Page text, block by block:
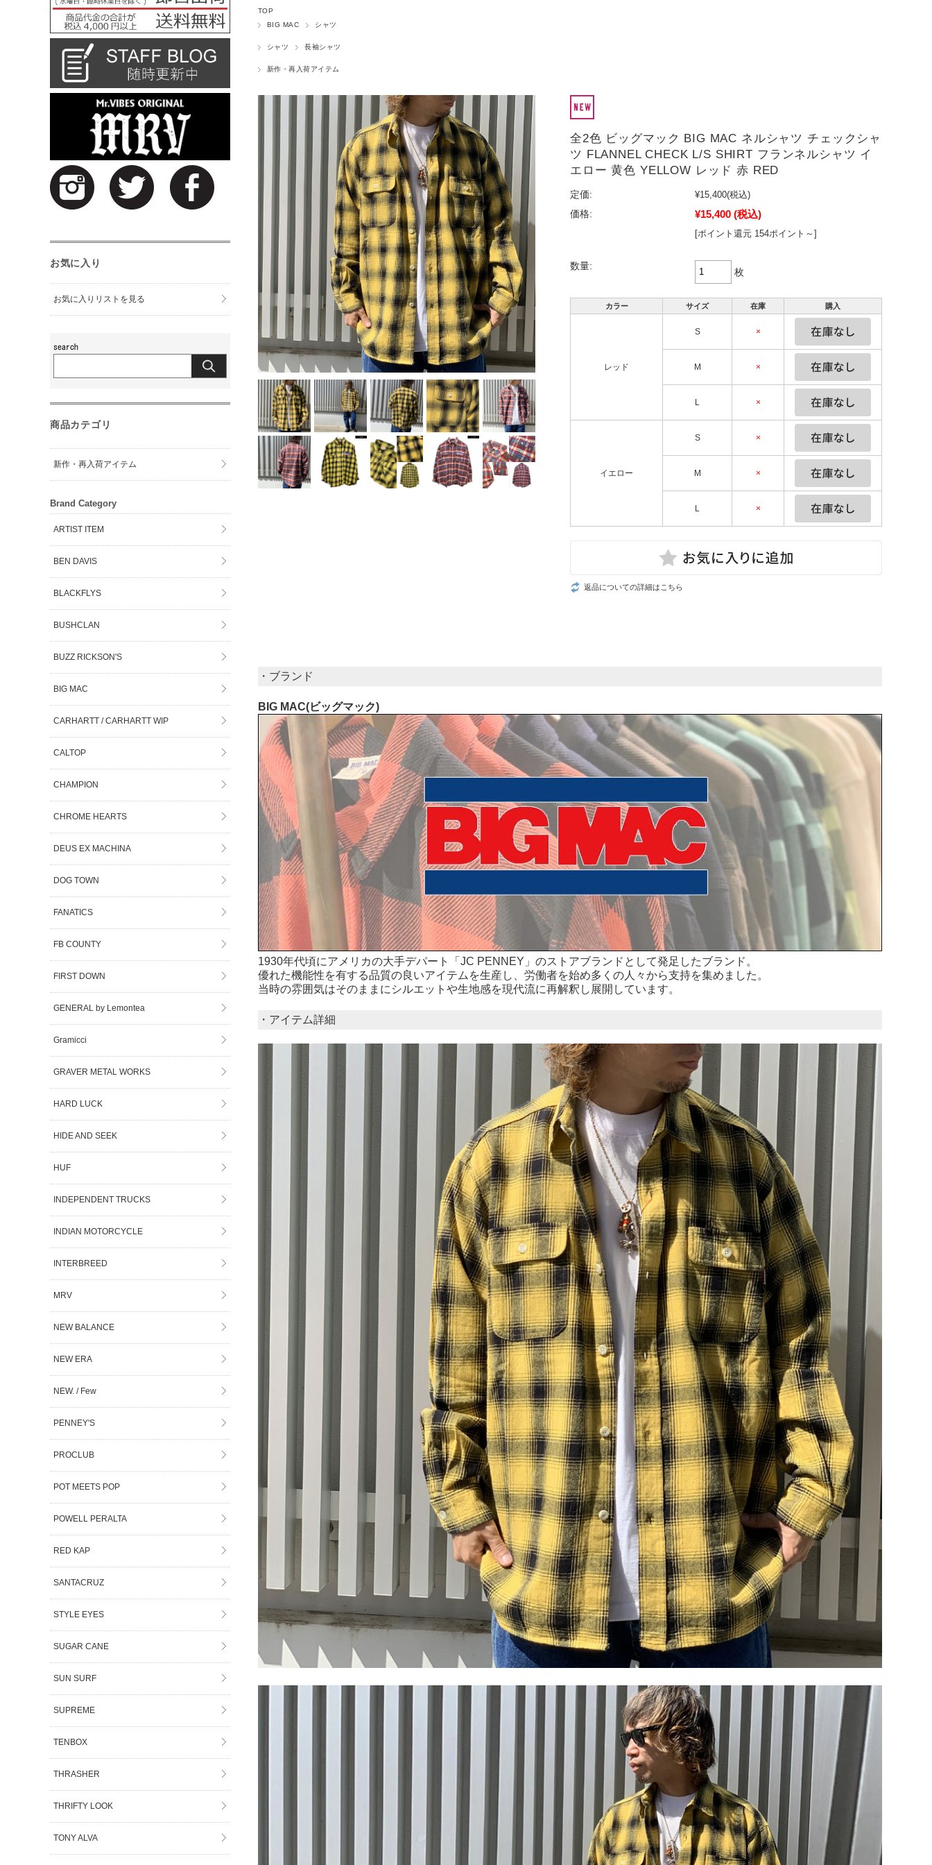
TOP
BIG MAC
シャツ
シャツ 長袖シャツ
新作・再入荷アイテム
全2色 ビッグマック BIG MAC ネルシャツ チェックシャ
ツ FLANNEL CHECK L/S SHIRT フランネルシャツ イ
エロー 黄色 YELLOW レッド 赤 RED
定価: ¥15,400(税込)
価格:
¥15,400 (税込)
[ポイント還元 154ポイント～]
数量:
枚
カラー サイズ 在庫 購入
レッド
S ×
M ×
L ×
イエロー
S ×
M ×
L ×
返品についての詳細はこちら
・ブランド
BIG MAC(ビッグマック)
1930年代頃にアメリカの大手デパート「JC PENNEY」のストアブランドとして発足したブランド。
優れた機能性を有する品質の良いアイテムを生産し、労働者を始め多くの人々から支持を集めました。
当時の雰囲気はそのままにシルエットや生地感を現代流に再解釈し展開しています。
・アイテム詳細
お気に入り
お気に入りリストを見る
商品カテゴリ
新作・再入荷アイテム
Brand Category
ARTIST ITEM
BEN DAVIS
BLACKFLYS
BUSHCLAN
BUZZ RICKSON'S
BIG MAC
CARHARTT / CARHARTT WIP
CALTOP
CHAMPION
CHROME HEARTS
DEUS EX MACHINA
DOG TOWN
FANATICS
FB COUNTY
FIRST DOWN
GENERAL by Lemontea
Gramicci
GRAVER METAL WORKS
HARD LUCK
HIDE AND SEEK
HUF
INDEPENDENT TRUCKS
INDIAN MOTORCYCLE
INTERBREED
MRV
NEW BALANCE
NEW ERA
NEW. / Few
PENNEY'S
PROCLUB
POT MEETS POP
POWELL PERALTA
RED KAP
SANTACRUZ
STYLE EYES
SUGAR CANE
SUN SURF
SUPREME
TENBOX
THRASHER
THRIFTY LOOK
TONY ALVA